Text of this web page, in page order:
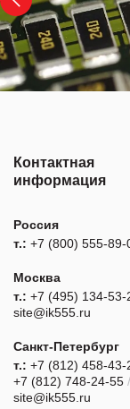
Контактная
информация
Россия
т.: +7 (800) 555-89-
Москва
т.: +7 (495) 134-53-
site@ik555.ru
Санкт-Петербург
т.: +7 (812) 458-43-
+7 (812) 748-24-55 /
site@ik555.ru